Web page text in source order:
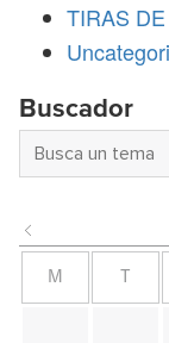
TIRAS
Buscador
M